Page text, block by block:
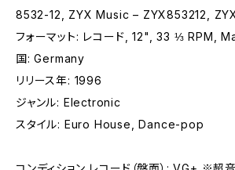
8532-12, ZYX Music – ZYX853212,
フォーマット: レコード, 12", 33 ⅓ RPM,
国: Germany
リリース年: 1996
ジャンル: Electronic
スタイル: Euro House, Dance-pop